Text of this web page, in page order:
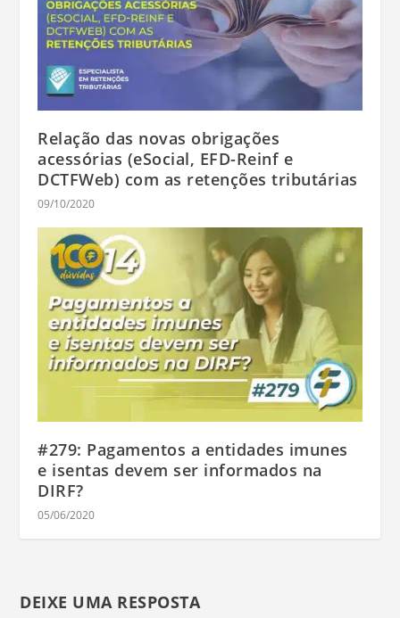
Relação das novas obrigações
acessórias (eSocial, EFD-Reinf e
DCTFWeb) com as retenções tributárias
09/10/2020
#279: Pagamentos a entidades imunes
e isentas devem ser informados na
DIRF?
05/06/2020
DEIXE UMA RESPOSTA